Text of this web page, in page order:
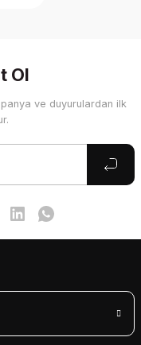
Ol
ve duyurulardan ilk